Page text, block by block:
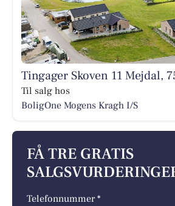
Tingager Skoven 11 Mejdal,
Til salg hos
BoligOne Mogens Kragh I/S
FÅ TRE GRATIS
Telefonnummer *